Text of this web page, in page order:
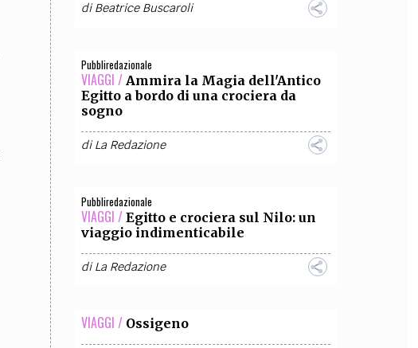
diBeatrice Buscaroli
Pubbliredazionale
VIAGGI / Ammira la Magia dell'Antico
Egitto a bordo di una crociera da
sogno
diLa Redazione
Pubbliredazionale
VIAGGI / Egitto e crociera sul Nilo: un
viaggio indimenticabile
diLa Redazione
VIAGGI / Ossigeno